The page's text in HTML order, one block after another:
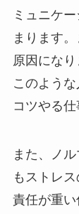
ミュニケ
まります
原因になり
このよう
コツやる仕
また、ノ
もストレス
責任が重